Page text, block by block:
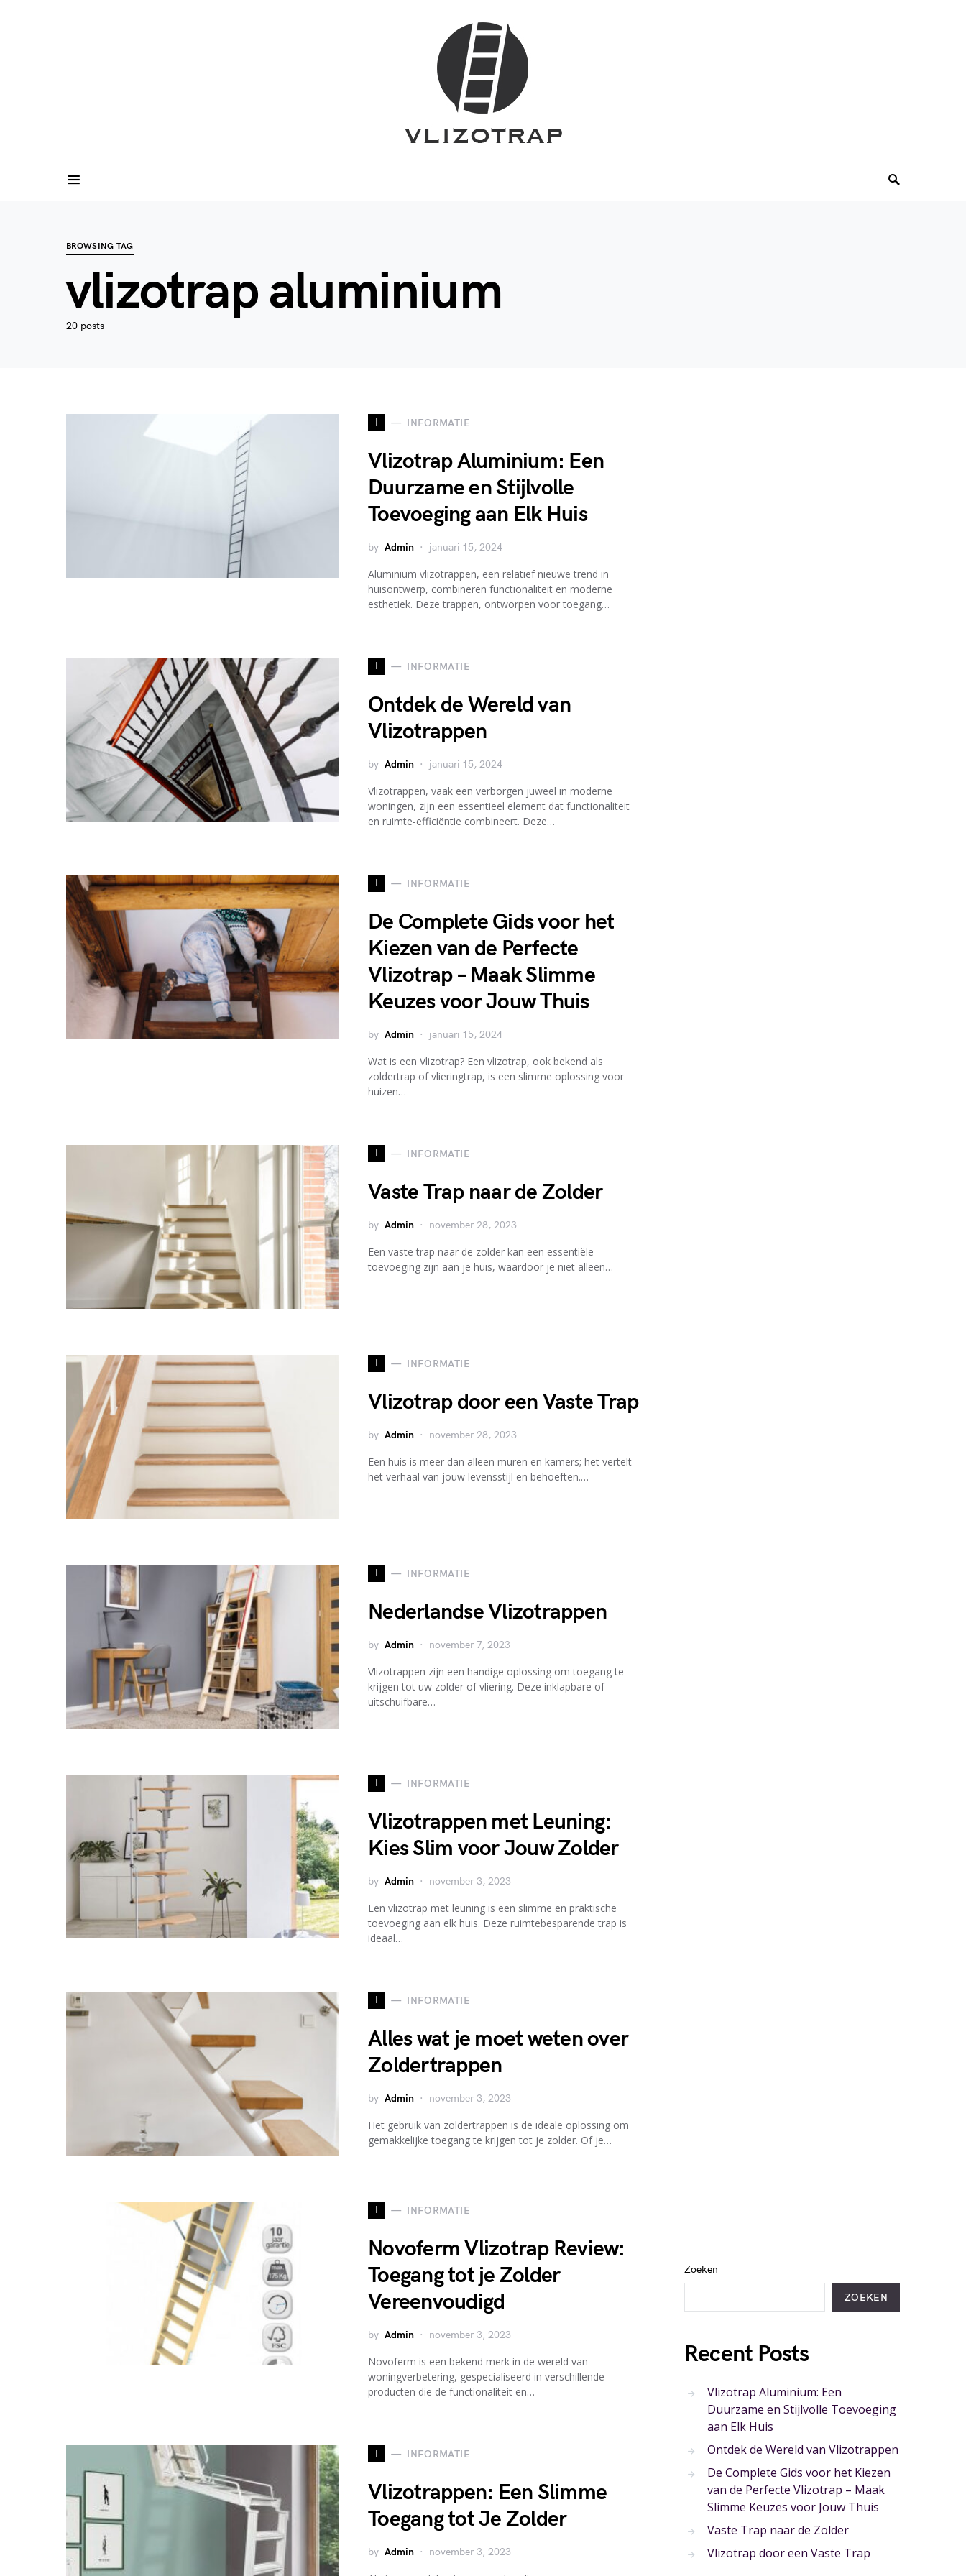
BROWSING TAG
vlizotrap aluminium
20 posts
I INFORMATIE
Vlizotrap Aluminium: Een
Duurzame en Stijlvolle
Toevoeging aan Elk Huis
by Admin januari 15, 2024
Aluminium vlizotrappen, een relatief nieuwe trend in
huisontwerp, combineren functionaliteit en moderne
esthetiek. Deze trappen, ontworpen voor toegang…
I INFORMATIE
Ontdek de Wereld van
Vlizotrappen
by Admin januari 15, 2024
Vlizotrappen, vaak een verborgen juweel in moderne
woningen, zijn een essentieel element dat functionaliteit
en ruimte-efficiëntie combineert. Deze…
I INFORMATIE
De Complete Gids voor het
Kiezen van de Perfecte
Vlizotrap – Maak Slimme
Keuzes voor Jouw Thuis
by Admin januari 15, 2024
Wat is een Vlizotrap? Een vlizotrap, ook bekend als
zoldertrap of vlieringtrap, is een slimme oplossing voor
huizen…
I INFORMATIE
Vaste Trap naar de Zolder
by Admin november 28, 2023
Een vaste trap naar de zolder kan een essentiële
toevoeging zijn aan je huis, waardoor je niet alleen…
I INFORMATIE
Vlizotrap door een Vaste Trap
by Admin november 28, 2023
Een huis is meer dan alleen muren en kamers; het vertelt
het verhaal van jouw levensstijl en behoeften.…
I INFORMATIE
Nederlandse Vlizotrappen
by Admin november 7, 2023
Vlizotrappen zijn een handige oplossing om toegang te
krijgen tot uw zolder of vliering. Deze inklapbare of
uitschuifbare…
I INFORMATIE
Vlizotrappen met Leuning:
Kies Slim voor Jouw Zolder
by Admin november 3, 2023
Een vlizotrap met leuning is een slimme en praktische
toevoeging aan elk huis. Deze ruimtebesparende trap is
ideaal…
I INFORMATIE
Alles wat je moet weten over
Zoldertrappen
by Admin november 3, 2023
Het gebruik van zoldertrappen is de ideale oplossing om
gemakkelijke toegang te krijgen tot je zolder. Of je…
I INFORMATIE
Novoferm Vlizotrap Review:
Toegang tot je Zolder
Vereenvoudigd
by Admin november 3, 2023
Novoferm is een bekend merk in de wereld van
woningverbetering, gespecialiseerd in verschillende
producten die de functionaliteit en…
I INFORMATIE
Vlizotrappen: Een Slimme
Toegang tot Je Zolder
by Admin november 3, 2023
Zoeken
ZOEKEN
Recent Posts
Vlizotrap Aluminium: Een
Duurzame en Stijlvolle Toevoeging
aan Elk Huis
Ontdek de Wereld van Vlizotrappen
De Complete Gids voor het Kiezen
van de Perfecte Vlizotrap – Maak
Slimme Keuzes voor Jouw Thuis
Vaste Trap naar de Zolder
Vlizotrap door een Vaste Trap